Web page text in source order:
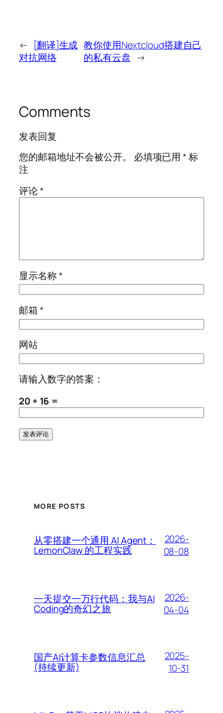
← [翻译]生成
对抗网络
教你使用Nextcloud搭建自己
的私有云盘 →
Comments
发表回复
您的邮箱地址不会被公开。
必填项已用*标
注
评论*
显示名称*
邮箱*
网站
请输入数字的答案：
20 + 16 =
MORE POSTS
从零搭建一个通用 AI Agent：
LemonClaw 的工程实践
2026-
08-08
一天提交一万行代码：我与AI
Coding的奇幻之旅
2026-
04-04
国产AI计算卡参数信息汇总
(持续更新)
2025-
10-31